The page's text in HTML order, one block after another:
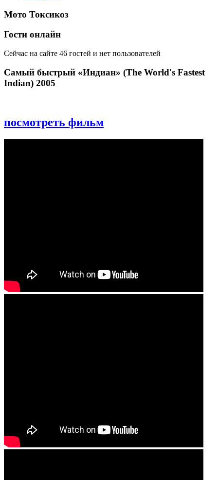
Мото Токсикоз
Гости онлайн
Сейчас на сайте 46 гостей и нет пользователей
Самый быстрый «Индиан» (The World's Fastest
Indian) 2005
посмотреть фильм